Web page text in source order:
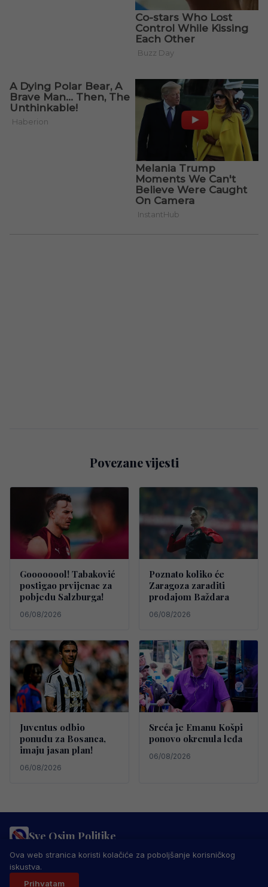
Povezane vijesti
Goooooool! Tabaković
postigao prvijenac za
pobjedu Salzburga!
06/08/2026
Poznato koliko će
Zaragoza zaraditi
prodajom Baždara
06/08/2026
Juventus odbio
ponudu za Bosanca,
imaju jasan plan!
06/08/2026
Sreća je Emanu Košpi
ponovo okrenula leđa
06/08/2026
Sve Osim Politike
PRAVILA PRIVATNOSTI MARKETING
USLOVI KORIŠTENJA
IMPRESSUM
© 2026 Sve Osim Politike. Sva prava zadržana.
Ova web stranica koristi kolačiće za poboljšanje korisničkog
iskustva.
Prihvatam